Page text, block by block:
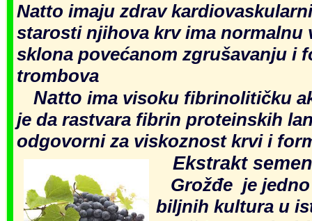
Natto imaju zdrav
starosti njihova krv ima normalnu
sklona povećanom zgrušavanju i
trombova
Natto ima visoku fibrinolitičku
je da rastvara fibrin proteinskih
odgovorni za viskoznost krvi i
Ekstrakt
Grožđe je
biljnih kultura u